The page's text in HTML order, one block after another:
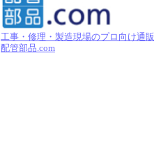
工事・修理・製造現場のプロ向け通販
配管部品.com